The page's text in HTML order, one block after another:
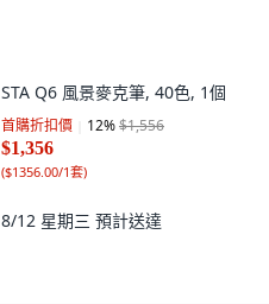
STA Q6 風景麥克筆, 40色, 1個
首購折扣價 12%$1,556
$1,356
($1356.00/1套)
8/12 星期三 預計送達